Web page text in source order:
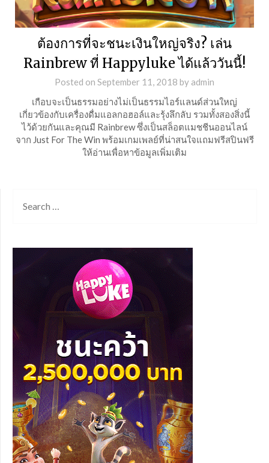
ต้องการที่จะชนะเงินใหญ่จริง? เล่น
Rainbrew ที่ Happyluke ได้แล้ววันนี้!
Posted on September 11, 2018 by admin
เกือบจะเป็นธรรมอย่างไม่เป็นธรรมไอร์แลนด์ส่วนใหญ่
เกี่ยวข้องกับเครื่องดื่มแอลกอฮอล์และรุ้งลึกลับ รวมทั้งสองสิ่งนี้
ไว้ด้วยกันและคุณมี Rainbrew ซึ่งเป็นสล็อตแมชชีนออนไลน์
จาก Just For The Win พร้อมเกมเพลย์ที่น่าสนใจแถมฟรีสปินฟรี
ให้อ่านเพื่อหาข้อมูลเพิ่มเติม